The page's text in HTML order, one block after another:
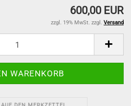
600,00 EUR
zzgl. 19% MwSt. zzgl. Versand